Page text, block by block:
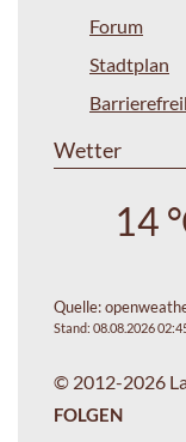
Forum
Stadtplan
Wetter
14
Quelle:
Stand: 08.08.2026
© 2012-2026
FOLGEN